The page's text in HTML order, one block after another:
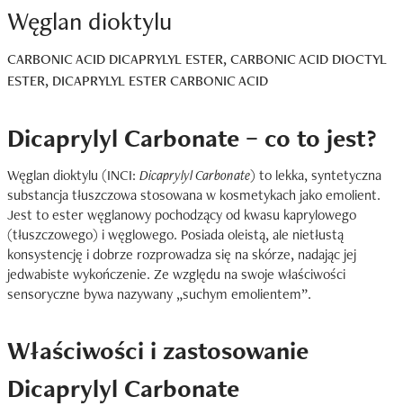
Węglan dioktylu
CARBONIC ACID DICAPRYLYL ESTER, CARBONIC ACID DIOCTYL
ESTER, DICAPRYLYL ESTER CARBONIC ACID
Dicaprylyl Carbonate – co to jest?
Węglan dioktylu (INCI: Dicaprylyl Carbonate) to lekka, syntetyczna
substancja tłuszczowa stosowana w kosmetykach jako emolient.
Jest to ester węglanowy pochodzący od kwasu kaprylowego
(tłuszczowego) i węglowego. Posiada oleistą, ale nietłustą
konsystencję i dobrze rozprowadza się na skórze, nadając jej
jedwabiste wykończenie. Ze względu na swoje właściwości
sensoryczne bywa nazywany „suchym emolientem”.
Właściwości i zastosowanie
Dicaprylyl Carbonate